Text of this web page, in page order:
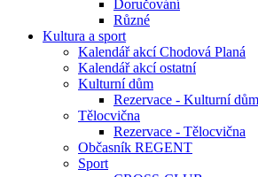
Doručování
Různé
Kultura a sport
Kalendář akcí Chodová Planá
Kalendář akcí ostatní
Kulturní dům
Rezervace - Kulturní dům
Tělocvična
Rezervace - Tělocvična
Občasník REGENT
Sport